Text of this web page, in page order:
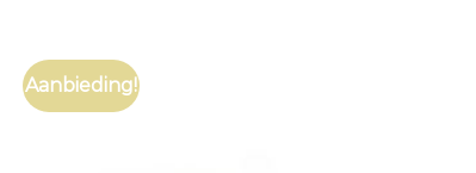
Aanbieding!